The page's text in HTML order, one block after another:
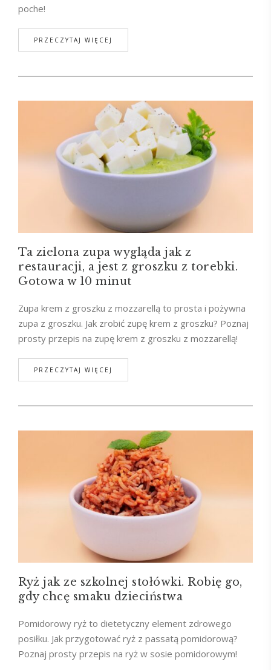
poche!
PRZECZYTAJ WIĘCEJ
Ta zielona zupa wygląda jak z
restauracji, a jest z groszku z torebki.
Gotowa w 10 minut
Zupa krem z groszku z mozzarellą to prosta i pożywna
zupa z groszku. Jak zrobić zupę krem z groszku? Poznaj
prosty przepis na zupę krem z groszku z mozzarellą!
PRZECZYTAJ WIĘCEJ
Ryż jak ze szkolnej stołówki. Robię go,
gdy chcę smaku dzieciństwa
Pomidorowy ryż to dietetyczny element zdrowego
posiłku. Jak przygotować ryż z passatą pomidorową?
Poznaj prosty przepis na ryż w sosie pomidorowym!